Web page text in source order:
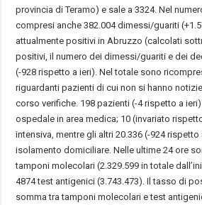
provincia di Teramo) e sale a 3324. Nel
compresi anche 382.004 dimessi/guariti
attualmente positivi in Abruzzo (calcolati
positivi, il numero dei dimessi/guariti e dei
(-928 rispetto a ieri). Nel totale sono
riguardanti pazienti di cui non si hanno
corso verifiche. 198 pazienti (-4 rispetto a
ospedale in area medica; 10 (invariato
intensiva, mentre gli altri 20.336 (-924 rispetto
isolamento domiciliare. Nelle ultime 24 ore
tamponi molecolari (2.329.599 in totale
4874 test antigenici (3.743.473). Il tasso di
somma tra tamponi molecolari e test